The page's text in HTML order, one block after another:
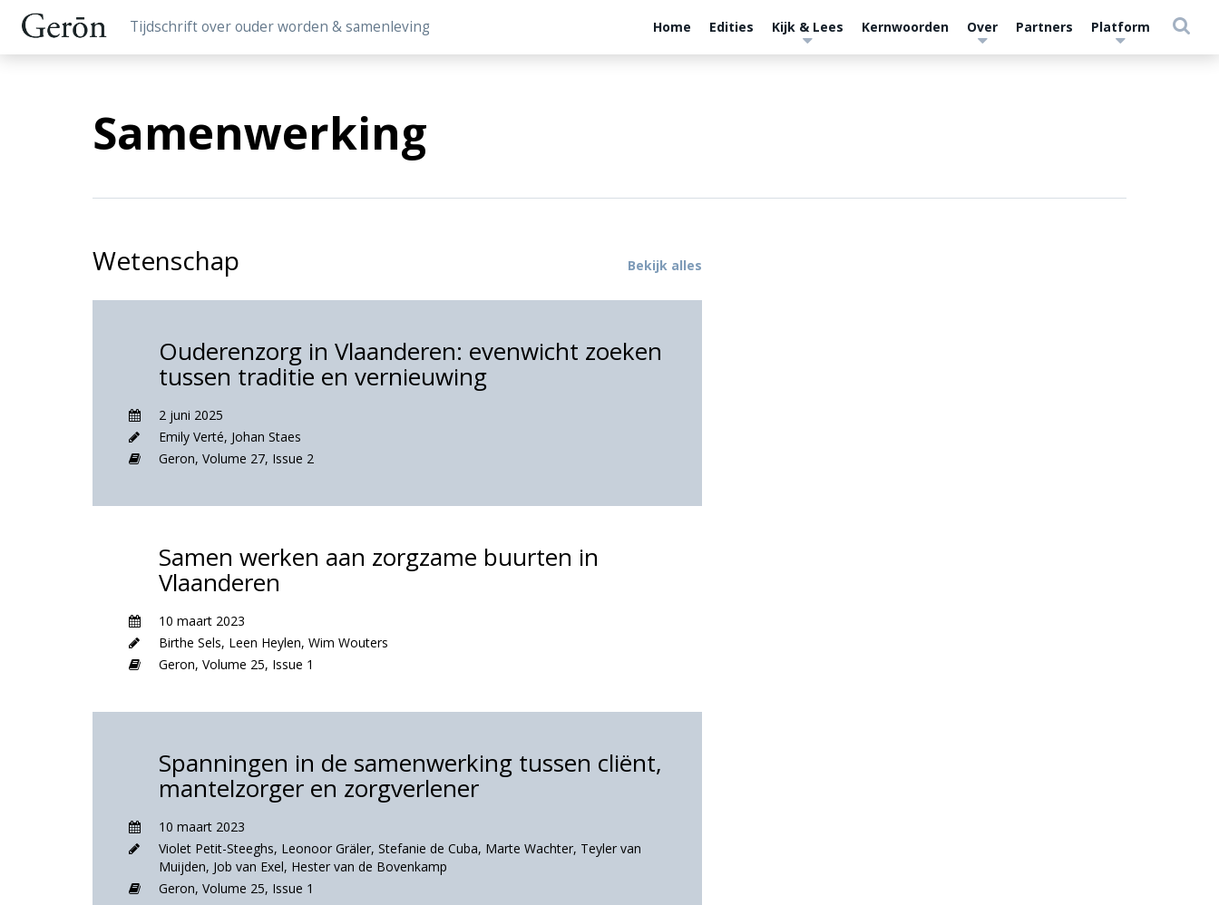
Tijdschrift over ouder worden & samenleving Home Edities Kijk & Lees Kernwoorden Over Partners Platform
Samenwerking
Wetenschap Bekijk alles
Ouderenzorg in Vlaanderen: evenwicht zoeken
tussen traditie en vernieuwing
2 juni 2025
Emily Verté, Johan Staes
Geron, Volume 27, Issue 2
Samen werken aan zorgzame buurten in
Vlaanderen
10 maart 2023
Birthe Sels, Leen Heylen, Wim Wouters
Geron, Volume 25, Issue 1
Spanningen in de samenwerking tussen cliënt,
mantelzorger en zorgverlener
10 maart 2023
Violet Petit-Steeghs, Leonoor Gräler, Stefanie de Cuba, Marte Wachter, Teyler van
Muijden, Job van Exel, Hester van de Bovenkamp
Geron, Volume 25, Issue 1